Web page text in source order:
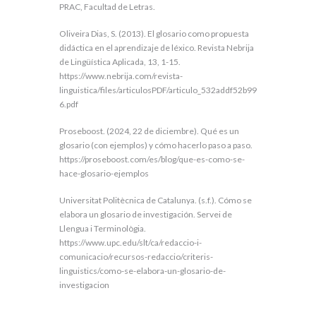
PRAC, Facultad de Letras.
Oliveira Dias, S. (2013). El glosario como propuesta
didáctica en el aprendizaje de léxico. Revista Nebrija
de Lingüística Aplicada, 13, 1-15.
https://www.nebrija.com/revista-
linguistica/files/articulosPDF/articulo_532addf52b99
6.pdf
​Proseboost. (2024, 22 de diciembre). Qué es un
glosario (con ejemplos) y cómo hacerlo paso a paso.
https://proseboost.com/es/blog/que-es-como-se-
hace-glosario-ejemplos
​Universitat Politècnica de Catalunya. (s.f.). Cómo se
elabora un glosario de investigación. Servei de
Llengua i Terminològia.
https://www.upc.edu/slt/ca/redaccio-i-
comunicacio/recursos-redaccio/criteris-
linguistics/como-se-elabora-un-glosario-de-
investigacion